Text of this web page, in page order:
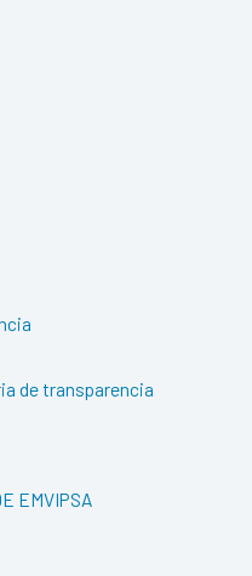
de transparencia
EMVIPSA